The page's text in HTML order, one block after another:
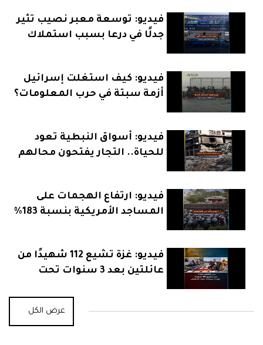
فيديو: توسعة معبر نصيب تثير
جدلًا في درعا بسبب استملاك
فيديو: كيف استغلت إسرائيل
أزمة سبتة في حرب المعلومات؟
فيديو: أسواق النبطية تعود
للحياة.. التجار يفتحون محالهم
فيديو: ارتفاع الهجمات على
المساجد الأمريكية بنسبة 183%
فيديو: غزة تشيع 112 شهيدًا من
عائلتين بعد 3 سنوات تحت
عرض الكل